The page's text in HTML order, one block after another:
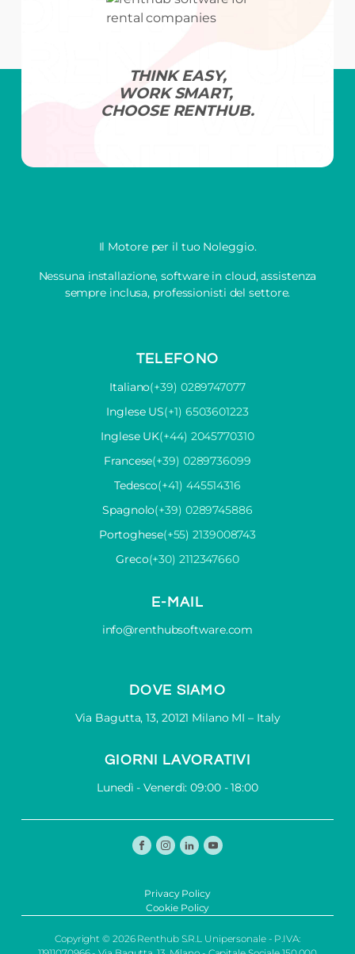
THINK EASY,
WORK SMART,
CHOOSE RENTHUB.
Il Motore per il tuo Noleggio.
Nessuna installazione, software in cloud, assistenza
sempre inclusa, professionisti del settore.
TELEFONO
Italiano(+39) 0289747077
Inglese US(+1) 6503601223
Inglese UK(+44) 2045770310
Francese(+39) 0289736099
Tedesco(+41) 445514316
Spagnolo(+39) 0289745886
Portoghese(+55) 2139008743
Greco(+30) 2112347660
E-MAIL
info@renthubsoftware.com
DOVE SIAMO
Via Bagutta, 13, 20121 Milano MI – Italy
GIORNI LAVORATIVI
Lunedì - Venerdì: 09:00 - 18:00
Privacy Policy
Cookie Policy
Copyright © 2026 Renthub S.R.L Unipersonale - P.IVA: